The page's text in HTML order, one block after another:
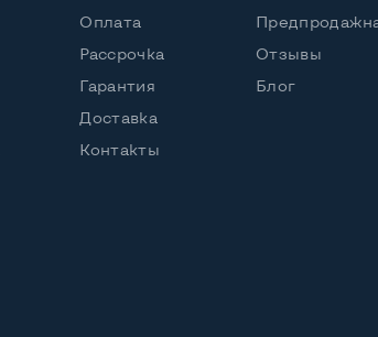
Оплата
Рассрочка
Гарантия
Доставка
Контакты
Отзывы
Блог